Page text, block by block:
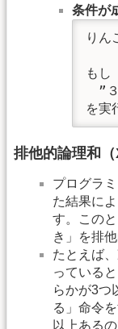
条件が
りん
も
”３
を実
排他的論理和（
プログラ
た結果に
す。この
き」を排
たとえば
っている
らかが3つ
る」命令
以上ある